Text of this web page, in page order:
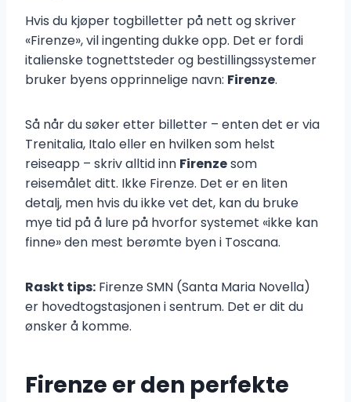
Hvis du kjøper togbilletter på nett og skriver
«Firenze», vil ingenting dukke opp. Det er fordi
italienske tognettsteder og bestillingssystemer
bruker byens opprinnelige navn: Firenze.
Så når du søker etter billetter – enten det er via
Trenitalia, Italo eller en hvilken som helst
reiseapp – skriv alltid inn Firenzesom
reisemålet ditt. Ikke Firenze. Det er en liten
detalj, men hvis du ikke vet det, kan du bruke
mye tid på å lure på hvorfor systemet «ikke kan
finne» den mest berømte byen i Toscana.
Raskt tips: Firenze SMN (Santa Maria Novella)
er hovedtogstasjonen i sentrum. Det er dit du
ønsker å komme.
Firenze er den perfekte